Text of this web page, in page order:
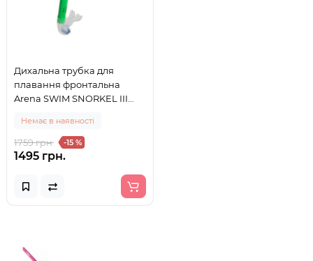
Дихальна трубка для
плавання фронтальна
Arena SWIM SNORKEL III
Немає в наявності
1759 грн. -15 %
1495 грн.